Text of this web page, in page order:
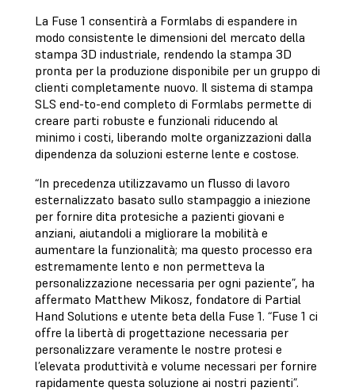
La Fuse 1 consentirà a Formlabs di espandere in
modo consistente le dimensioni del mercato della
stampa 3D industriale, rendendo la stampa 3D
pronta per la produzione disponibile per un gruppo di
clienti completamente nuovo. Il sistema di stampa
SLS end-to-end completo di Formlabs permette di
creare parti robuste e funzionali riducendo al
minimo i costi, liberando molte organizzazioni dalla
dipendenza da soluzioni esterne lente e costose.
“In precedenza utilizzavamo un flusso di lavoro
esternalizzato basato sullo stampaggio a iniezione
per fornire dita protesiche a pazienti giovani e
anziani, aiutandoli a migliorare la mobilità e
aumentare la funzionalità; ma questo processo era
estremamente lento e non permetteva la
personalizzazione necessaria per ogni paziente”, ha
affermato Matthew Mikosz, fondatore di Partial
Hand Solutions e utente beta della Fuse 1. “Fuse 1 ci
offre la libertà di progettazione necessaria per
personalizzare veramente le nostre protesi e
l’elevata produttività e volume necessari per fornire
rapidamente questa soluzione ai nostri pazienti”.